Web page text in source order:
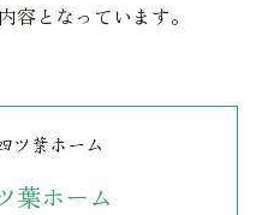
容となっています。
葉ホーム